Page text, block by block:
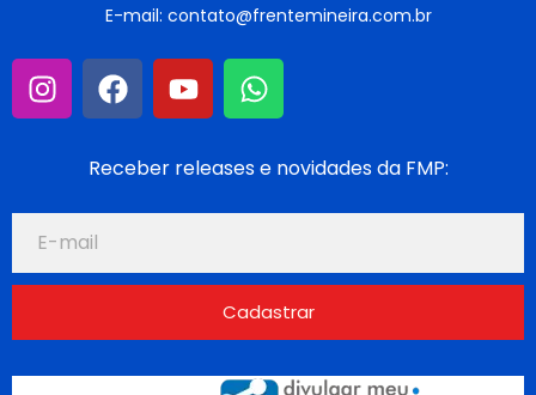
E-mail: contato@frentemineira.com.br
Receber releases e novidades da FMP:
Cadastrar